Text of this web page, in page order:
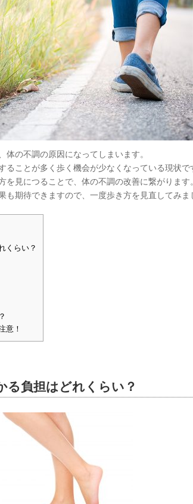
の不調の原因になってしまいます。
ることが多く歩く機会が少なくなっている現状で
見につることで、体の不調の改善に繋がります。
期待できますので、一度歩き方を見直してみま
くらい？
意！
る負担はどれくらい？